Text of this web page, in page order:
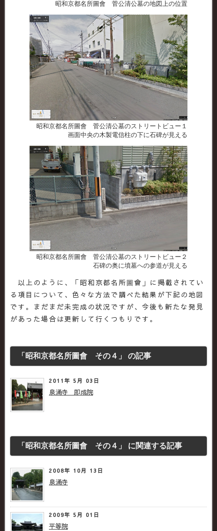
昭和京都名所圖會 菅公清公墓の地図上の位置
昭和京都名所圖會 菅公清公墓のストリートビュー１
画面中央の木製電信柱の下に石碑が見える
昭和京都名所圖會 菅公清公墓のストリートビュー２
石碑の奥に墳墓への参道が見える
以上のように、「昭和京都名所圖會」に掲載されてい
る項目について、色々な方法で調べた結果が下記の地図
です。まだまだ未完成の状況ですが、今後も新たな発見
があった場合は更新して行くつもりです。
「昭和京都名所圖會 その４」 の記事
2011年 5月 03日
泉涌寺 即成院
「昭和京都名所圖會 その４」 に関連する記事
2008年 10月 13日
泉涌寺
2009年 5月 01日
平等院